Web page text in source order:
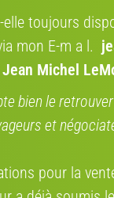
16 pouces
4,5 à 6 ans)
toujours
mon E-m a l.
Michel
bien le
et
pour la